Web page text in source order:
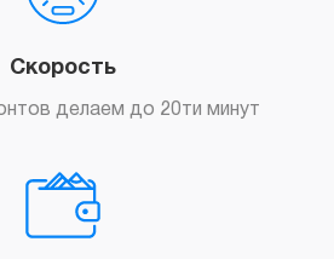
Скорость
делаем до 20ти минут